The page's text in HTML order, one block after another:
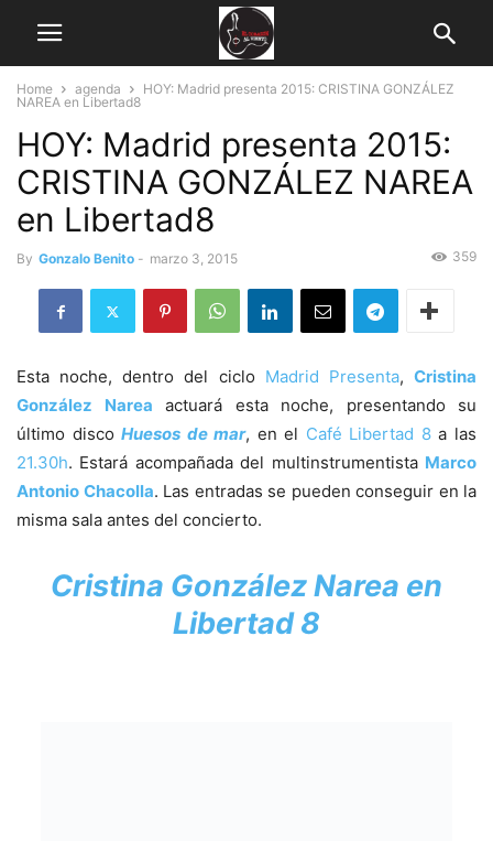
Home agenda
HOY: Madrid presenta 2015: CRISTINA GONZÁLEZ
NAREA en Libertad8
HOY: Madrid presenta 2015:
CRISTINA GONZÁLEZ NAREA
en Libertad8
By Gonzalo Benito - marzo 3, 2015 359
Esta noche, dentro del ciclo Madrid Presenta,Cristina
González Narea actuará esta noche, presentando su
último discoHuesos de mar, en el Café Libertad 8a las
21.30h. Estará acompañada del multinstrumentista Marco
Antonio Chacolla. Las entradas se pueden conseguir en la
misma sala antes del concierto.
Cristina González Narea en
Libertad 8